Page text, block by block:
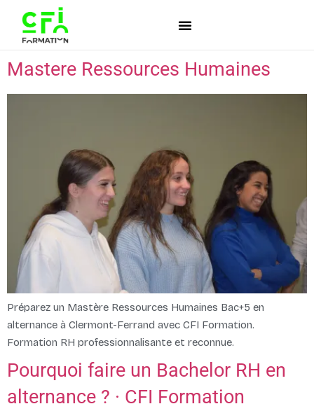
Mastere Ressources Humaines
Préparez un Mastère Ressources Humaines Bac+5 en
alternance à Clermont-Ferrand avec CFI Formation.
Formation RH professionnalisante et reconnue.
Pourquoi faire un Bachelor RH en
alternance ? · CFI Formation